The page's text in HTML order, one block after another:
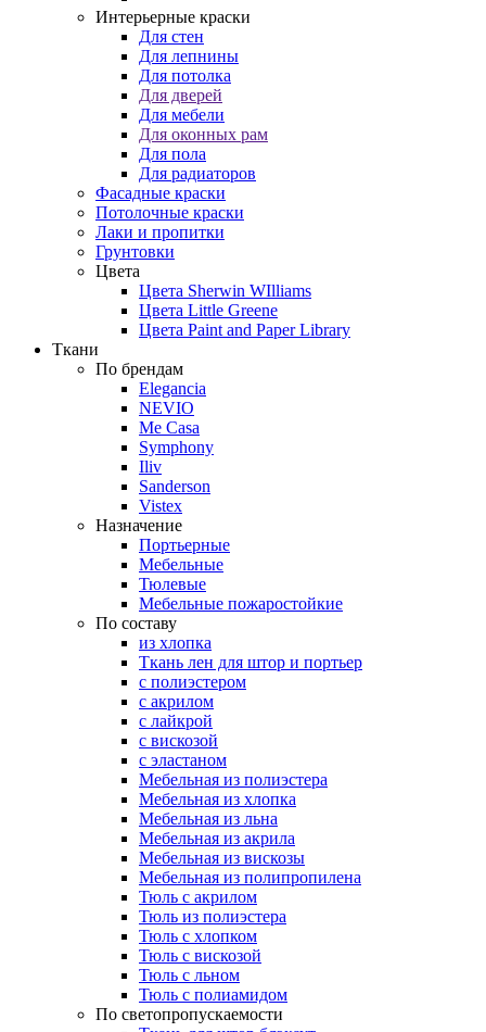
Интерьерные краски
Для стен
Для лепнины
Для потолка
Для дверей
Для мебели
Для оконных рам
Для пола
Для радиаторов
Фасадные краски
Потолочные краски
Лаки и пропитки
Грунтовки
Цвета
Цвета Sherwin WIlliams
Цвета Little Greene
Цвета Paint and Paper Library
Ткани
По брендам
Elegancia
NEVIO
Me Casa
Symphony
Iliv
Sanderson
Vistex
Назначение
Портьерные
Мебельные
Тюлевые
Мебельные пожаростойкие
По составу
из хлопка
Ткань лен для штор и портьер
с полиэстером
с акрилом
с лайкрой
с вискозой
с эластаном
Мебельная из полиэстера
Мебельная из хлопка
Мебельная из льна
Мебельная из акрила
Мебельная из вискозы
Мебельная из полипропилена
Тюль с акрилом
Тюль из полиэстера
Тюль с хлопком
Тюль с вискозой
Тюль с льном
Тюль с полиамидом
По светопропускаемости